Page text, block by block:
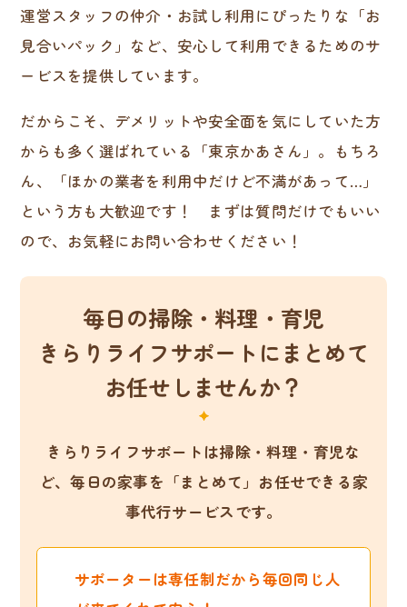
運営スタッフの仲介・お試し利用にぴったりな「お
見合いパック」など、安心して利用できるためのサ
ービスを提供しています。
だからこそ、デメリットや安全面を気にしていた方
からも多く選ばれている「東京かあさん」。もちろ
ん、「ほかの業者を利用中だけど不満があって…」
という方も大歓迎です！ まずは質問だけでもいい
ので、お気軽にお問い合わせください！
毎日の掃除・料理・育児
きらりライフサポートにまとめて
お任せしませんか？
きらりライフサポートは掃除・料理・育児な
ど、毎日の家事を「まとめて」お任せできる家
事代行サービスです。
サポーターは専任制だから毎回同じ人